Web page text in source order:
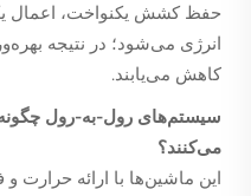
حفظ کشش یکنواخت، اعمال
انرژی می‌شود؛ در نتیجه
کاهش می‌یابند.
سیستم‌های رول-به-رول
می‌کنند؟
این ماشین‌ها با ارائه حرارت